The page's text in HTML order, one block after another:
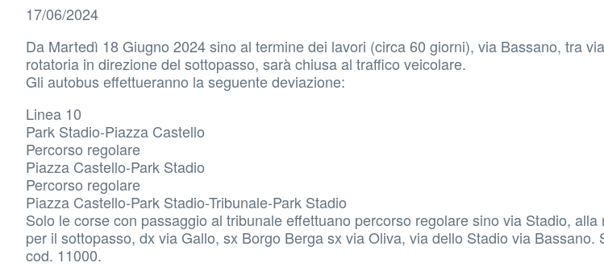
17/06/2024
Da Martedì 18 Giugno 2024 sino al termine dei lavori (circa 60 giorni), via Bassano, tra
rotatoria in direzione del sottopasso, sarà chiusa al traffico veicolare.
Gli autobus effettueranno la seguente deviazione:
Linea 10
Park Stadio-Piazza Castello
Percorso regolare
Piazza Castello-Park Stadio
Percorso regolare
Piazza Castello-Park Stadio-Tribunale-Park Stadio
Solo le corse con passaggio al tribunale effettuano percorso regolare sino via Stadio,
per il sottopasso, dx via Gallo, sx Borgo Berga sx via Oliva, via dello Stadio via Bassano.
cod. 11000.